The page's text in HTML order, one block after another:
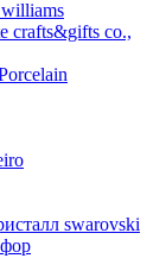
crafts&gifts co.,
swarovski